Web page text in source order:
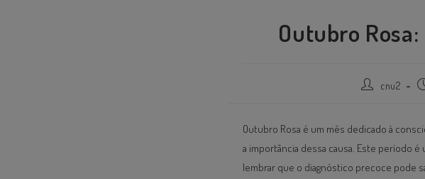
Outubro
cnu2
Outubro Rosa é um mês dedicado à
a importância dessa causa. Este período
lembrar que o diagnóstico precoce pode